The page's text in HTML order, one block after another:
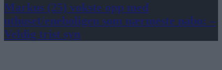
Markus (25) vokste opp med
uthuset/eneboligen som nærmeste nabo: –
Veldig trist syn